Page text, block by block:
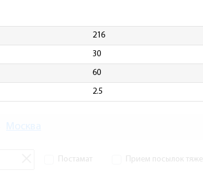
216
30
60
2.5
Постамат Прием посылок